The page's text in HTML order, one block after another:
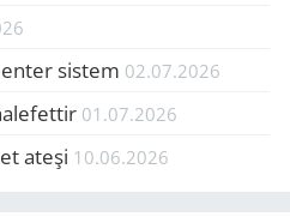
sistem 02.07.2026
01.07.2026
ateşi 10.06.2026